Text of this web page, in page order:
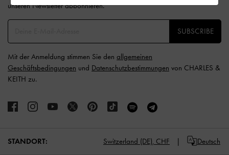
unseren Newsletter abbonnieren.​
SUBSCRIBE
Mit der Anmeldung stimmen Sie den allgemeinen
Geschäftsbedingungen und Datenschutzbestimmungen von CHARLES &
KEITH zu.
STANDORT: Switzerland (DE), CHF Deutsch